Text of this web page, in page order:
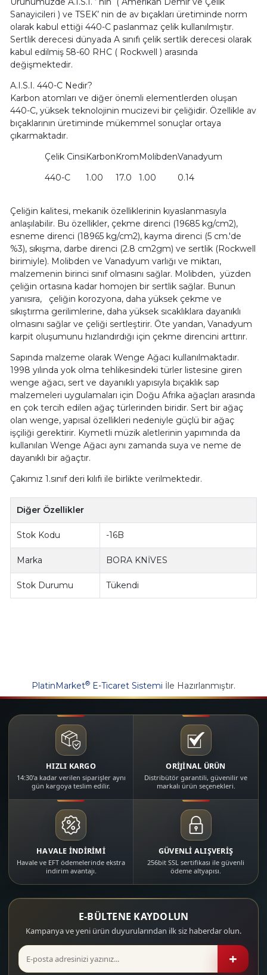
Sanayicileri ) ve TSEK’ nin de av bıçakları üretiminde norm
olarak kabul ettiği 440-C paslanmaz çelik kullanılmıştır.
Sertlik derecesi dünyada A sınıfı çelik sertlik derecesi olarak
kabul edilmiş 58-60 RHC ( Rockwell ) arasında
değişmektedir.
A.I.S.I. 440-C Nedir?
Karbon atomları ve diğer önemli elementlerden oluşan
440-C, yüksek teknolojinin mucizevi bir çeliğidir. Özellikle av
bıçaklarının üretiminde mükemmel sonuçlar ortaya
çıkarmaktadır.
Çelik Cinsi Karbon Krom MolibdenVanadyum
440-C
1.00 17.0 1.00 0.14
Çeliğin kalitesi, mekanik özelliklerinin kıyaslanmasıyla
anlaşılabilir. Bu özellikler, çekme direnci (19685 kg/cm2),
esneme direnci (18965 kg/cm2), kayma direnci (5 cm.'de
%3), sıkışma, darbe direnci (2.8 cm2gm) ve sertlik (Rockwell
birimiyle). Molibden ve Vanadyum varlığı ve miktarı,
malzemenin birinci sınıf olmasını sağlar. Molibden, yüzden
çeliğin ortasına kadar homojen bir sertlik sağlar. Bunun
yanısıra, çeliğin korozyona, daha yüksek çekme ve
sıkıştırma gerilimlerine, daha yüksek sıcaklıklara dayanıklı
olmasını sağlar ve çeliği sertleştirir. Öte yandan, Vanadyum
karpit oluşumunu hızlandırdığı için çekme direncini arttırır.
Sapında malzeme olarak Wenge Ağacı kullanılmaktadır.
1998 yılında yok olma tehlikesindeki türler listesine giren
wenge ağacı, sert ve dayanıklı yapısıyla bıçaklık sap
malzemeleri uygulamaları için Doğu Afrika ağaçları arasında
en çok tercih edilen ağaç türlerinden biridir. Sert bir ağaç
olan wenge, yapısal özellikleri nedeniyle güçlü bir ağaç
işçiliği gerektirir. Kıymetli müzik aletlerinin yapımında da
kullanılan Wenge Ağacı aynı zamanda suya ve neme de
dayanıklı bir ağaçtır.
Çakımız 1.sınıf deri kılıfı ile birlikte verilmektedir.
Diğer Özellikler
Stok Kodu -16B
Marka BORA KNİVES
Stok Durumu Tükendi
PlatinMarket® E-Ticaret Sistemi İle Hazırlanmıştır.
HIZLI KARGO
14:30'a kadar verilen siparişler aynı
gün kargoya teslim edilir.
ORİJİNAL ÜRÜN
Distribütör garantili, güvenilir ve
markalı ürün seçenekleri.
HAVALE İNDİRİMİ
Havale ve EFT ödemelerinde ekstra
indirim avantajı.
GÜVENLİ ALIŞVERİŞ
256bit SSL sertifikası ile güvenli
ödeme altyapısı.
E-BÜLTENE KAYDOLUN
Kampanya ve yeni ürün duyurularından ilk siz haberdar olun.
+